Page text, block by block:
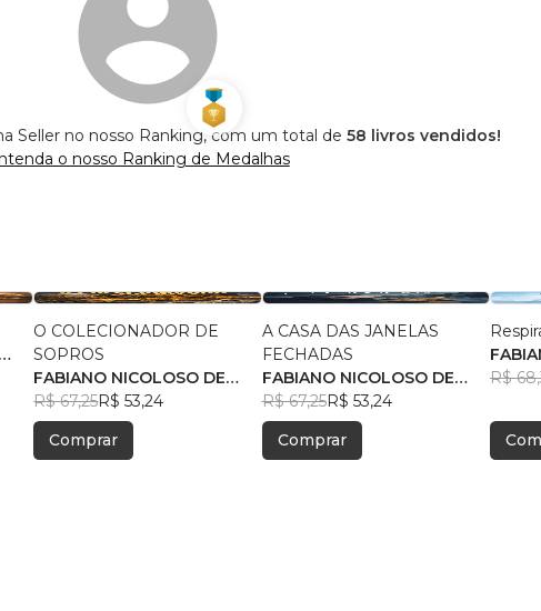
Seller no nosso Ranking, com um total de 58 livros vendidos!
o nosso Ranking de Medalhas
O COLECIONADOR DE
SOPROS
FABIANO NICOLOSO DE
SOUZA
R$ 67,25R$ 53,24
Comprar
A CASA DAS JANELAS
FECHADAS
FABIANO NICOLOSO DE
SOUZA
R$ 67,25R$ 53,24
Comprar
R$